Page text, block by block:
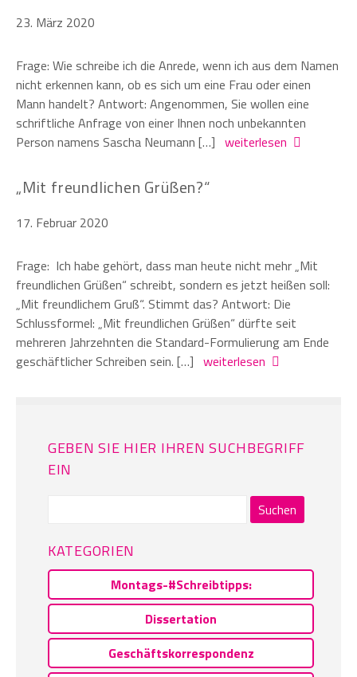
23. März 2020
Frage: Wie schreibe ich die Anrede, wenn ich aus dem Namen
nicht erkennen kann, ob es sich um eine Frau oder einen
Mann handelt? Antwort: Angenommen, Sie wollen eine
schriftliche Anfrage von einer Ihnen noch unbekannten
Person namens Sascha Neumann […] weiterlesen
„Mit freundlichen Grüßen?“
17. Februar 2020
Frage: Ich habe gehört, dass man heute nicht mehr „Mit
freundlichen Grüßen“ schreibt, sondern es jetzt heißen soll:
„Mit freundlichem Gruß“. Stimmt das? Antwort: Die
Schlussformel: „Mit freundlichen Grüßen“ dürfte seit
mehreren Jahrzehnten die Standard-Formulierung am Ende
geschäftlicher Schreiben sein. […] weiterlesen
GEBEN SIE HIER IHREN SUCHBEGRIFF
EIN
KATEGORIEN
Montags-#Schreibtipps:
Dissertation
Geschäftskorrespondenz